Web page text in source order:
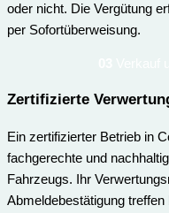
oder nicht. Die Vergütung
per Sofortüberweisung.
Zertifizierte
Ein zertifizierter Betrieb in
fachgerechte und
Fahrzeugs. Ihr
Abmeldebestätigung treffen